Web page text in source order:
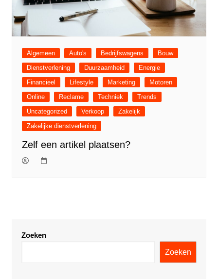
Algemeen Auto's Bedrijfswagens
Bouw
Dienstverlening
Duurzaamheid
Energie
Financieel
Lifestyle Marketing
Motoren
Online
Reclame Techniek
Trends
Uncategorized
Verkoop
Zakelijk
Zakelijke dienstverlening
Zelf een artikel plaatsen?
Zoeken
Zoeken